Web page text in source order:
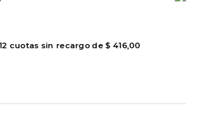
12 cuotas sin recargo de$ 416,00
10
botas dama